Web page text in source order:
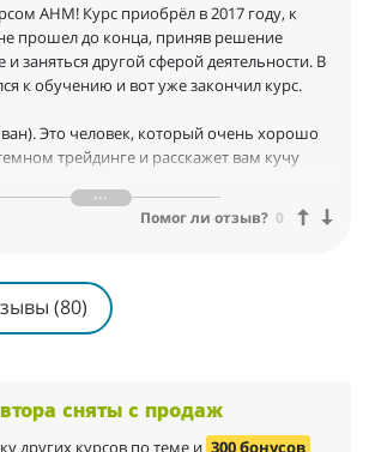
АНМ! Курс приобрёл в 2017 году, к
прошел до конца, приняв решение
и заняться другой сферой деятельности. В
к обучению и вот уже закончил курс.
Это человек, который очень хорошо
трейдинге и расскажет вам кучу
поддержки, главное задать вопрос.
Это человек, готов вам помочь в
не знаете. В 2017 году у меня был
нужно было принять важное решение, в
играло ключевую роль. Я
ко мне и указал на ряд ошибок при
решения.
Помог ли отзыв? 0
(80)
сняты с продаж
других курсов по теме и 300 бонусов